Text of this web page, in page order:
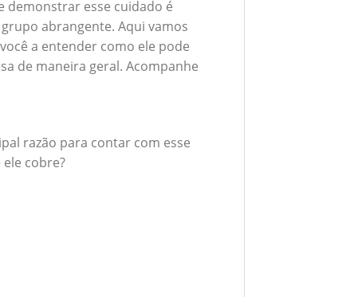
demonstrar esse cuidado é
abrangente. Aqui vamos
a entender como ele pode
de maneira geral. Acompanhe
razão para contar com esse
cobre?